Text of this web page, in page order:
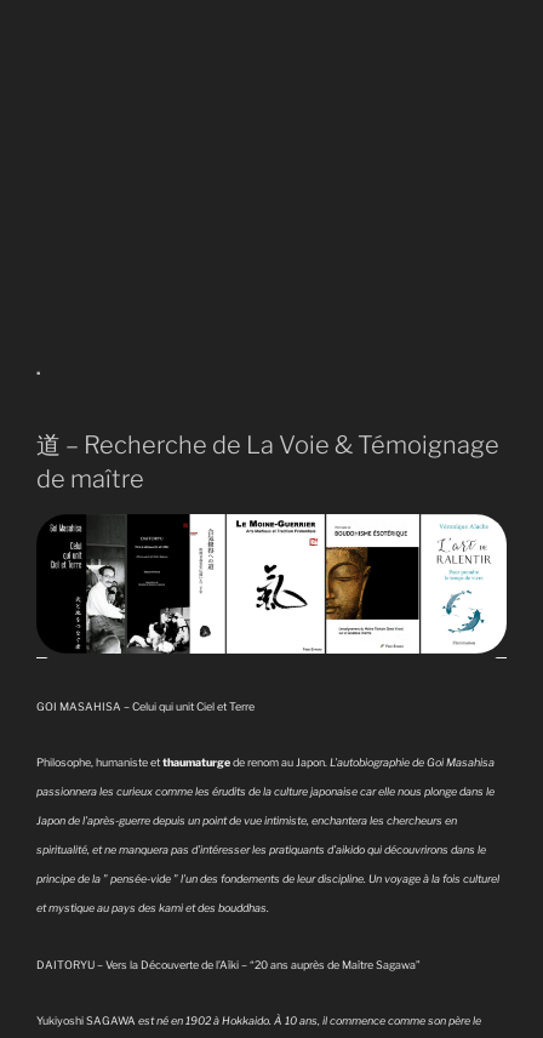
.
道 – Recherche de La Voie & Témoignage
de maître
GOI MASAHISA – Celui qui unit Ciel et Terre
Philosophe, humaniste etthaumaturgede renom au Japon.L’autobiographie de Goi Masahisa
passionnera les curieux comme les érudits de la culture japonaise car elle nous plonge dans le
Japon de l’après-guerre depuis un point de vue intimiste, enchantera les chercheurs en
spiritualité, et ne manquera pas d’intéresser les pratiquants d’aikido qui découvrirons dans le
principe de la ” pensée-vide ” l’un des fondements de leur discipline. Un voyage à la fois culturel
et mystique au pays des kami et des bouddhas.
DAITORYU – Vers la Découverte de l’Aïki – “20 ans auprès de Maître Sagawa”
Yukiyoshi SAGAWA est né en 1902 à Hokkaido. À 10 ans, il commence comme son père le